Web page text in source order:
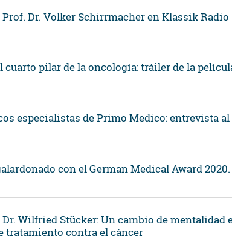
Dr. Volker Schirrmacher en Klassik Radio
cuarto pilar de la oncología: tráiler de la
especialistas de Primo Medico: entrevista al
con el German Medical Award 2020.
Wilfried Stücker: Un cambio de mentalidad
tratamiento contra el cáncer